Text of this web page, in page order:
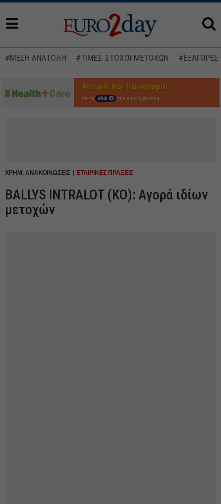
#ΜΕΣΗ ΑΝΑΤΟΛΗ #ΤΙΜΕΣ-ΣΤΟΧΟΙ ΜΕΤΟΧΩΝ
Δείτε εδώ την ειδική έκδοση
ΧΡΗΜ. ΑΝΑΚΟΙΝΩΣΕΙΣ ΕΤΑΙΡΙΚΕΣ ΠΡΑΞΕΙΣ
BALLYS INTRALOT (ΚΟ): Αγορά ιδίων
μετοχών